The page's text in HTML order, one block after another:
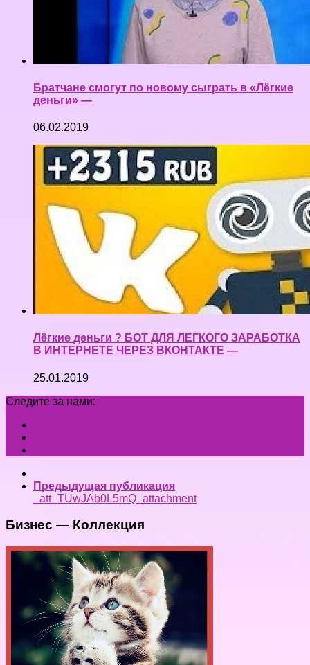
Братчане смогут по новому сыграть в «Лёгкие
деньги» —
06.02.2019
Лёгкие деньги ? БОТ ДЛЯ ЛЕГКОГО ЗАРАБОТКА
В ИНТЕРНЕТЕ ЧЕРЕЗ ВКОНТАКТЕ —
25.01.2019
Следите за нами:
Предыдущая публикация
_att_TUwJAb0L5mQ_attachment
Бизнес — Коллекция